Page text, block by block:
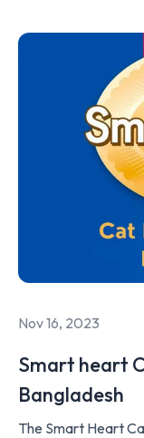
Nov 16, 2023
Smart heart
Bangladesh
The Smart Heart